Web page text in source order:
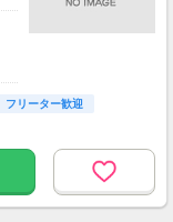
フリーター歓迎